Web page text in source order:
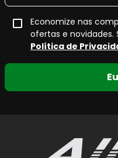
Economize nas
ofertas e novidades.
Política de